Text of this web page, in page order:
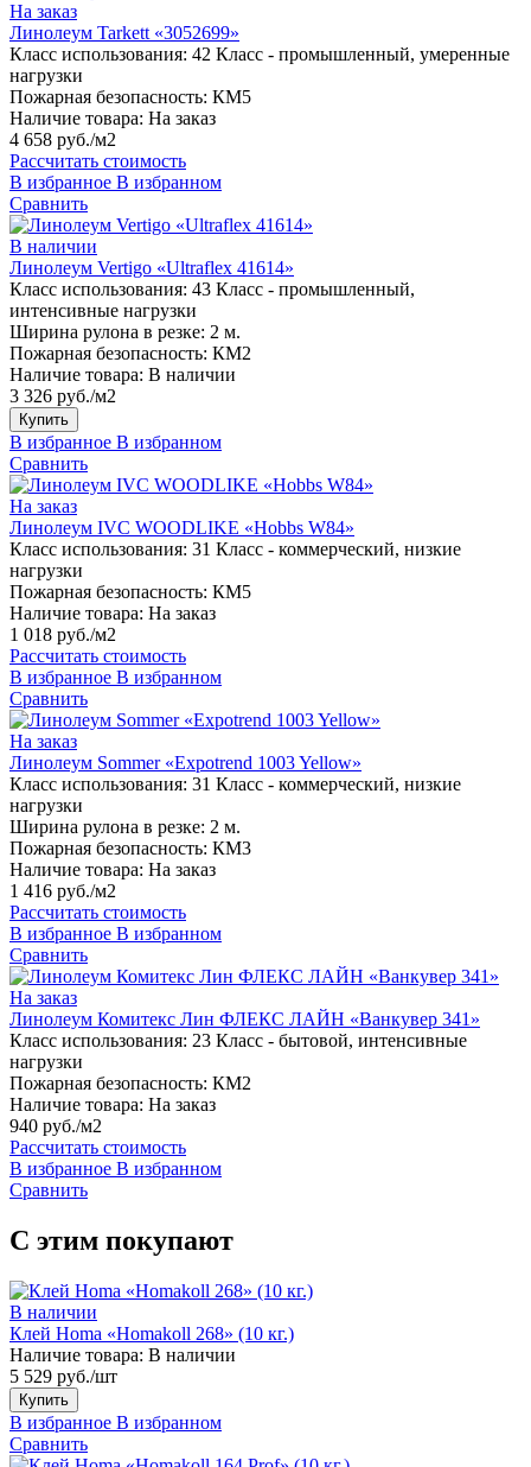
На заказ
Линолеум Tarkett «3052699»
Класс использования: 42 Класс - промышленный, умеренные
нагрузки
Пожарная безопасность: КМ5
Наличие товара: На заказ
4 658 руб./м2
Рассчитать стоимость
В избранное В избранном
Сравнить
В наличии
Линолеум Vertigo «Ultraflex 41614»
Класс использования: 43 Класс - промышленный,
интенсивные нагрузки
Ширина рулона в резке: 2 м.
Пожарная безопасность: КМ2
Наличие товара: В наличии
3 326 руб./м2
Купить
В избранное В избранном
Сравнить
На заказ
Линолеум IVC WOODLIKE «Hobbs W84»
Класс использования: 31 Класс - коммерческий, низкие
нагрузки
Пожарная безопасность: КМ5
Наличие товара: На заказ
1 018 руб./м2
Рассчитать стоимость
В избранное В избранном
Сравнить
На заказ
Линолеум Sommer «Expotrend 1003 Yellow»
Класс использования: 31 Класс - коммерческий, низкие
нагрузки
Ширина рулона в резке: 2 м.
Пожарная безопасность: КМ3
Наличие товара: На заказ
1 416 руб./м2
Рассчитать стоимость
В избранное В избранном
Сравнить
На заказ
Линолеум Комитекс Лин ФЛЕКС ЛАЙН «Ванкувер 341»
Класс использования: 23 Класс - бытовой, интенсивные
нагрузки
Пожарная безопасность: КМ2
Наличие товара: На заказ
940 руб./м2
Рассчитать стоимость
В избранное В избранном
Сравнить
С этим покупают
В наличии
Клей Homa «Homakoll 268» (10 кг.)
Наличие товара: В наличии
5 529 руб./шт
Купить
В избранное В избранном
Сравнить